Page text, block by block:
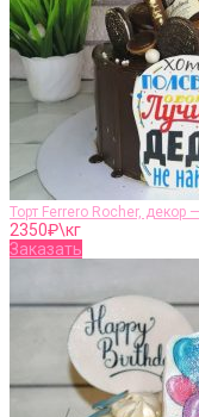
Торт Ferrero Rocher, декор
2350₽\кг
Заказать